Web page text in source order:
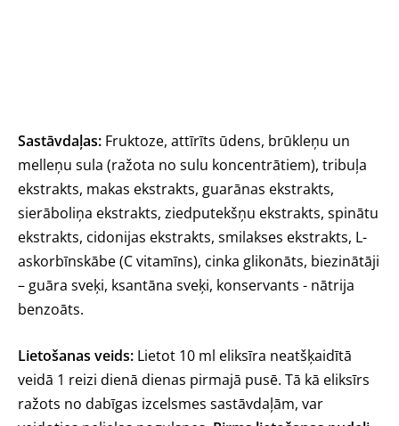
Sastāvdaļas: Fruktoze, attīrīts ūdens, brūkleņu un
melleņu sula (ražota no sulu koncentrātiem), tribuļa
ekstrakts, makas ekstrakts, guarānas ekstrakts,
sierāboliņa ekstrakts, ziedputekšņu ekstrakts, spinātu
ekstrakts, cidonijas ekstrakts, smilakses ekstrakts, L-
askorbīnskābe (C vitamīns), cinka glikonāts, biezinātāji
– guāra sveķi, ksantāna sveķi, konservants - nātrija
benzoāts.
Lietošanas veids: Lietot 10 ml eliksīra neatšķaidītā
veidā 1 reizi dienā dienas pirmajā pusē. Tā kā eliksīrs
ražots no dabīgas izcelsmes sastāvdaļām, var